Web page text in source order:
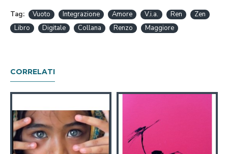
Tag: Vuoto Integrazione Amore V.i.a. Ren
Zen
Libro
Digitale Collana Renzo Maggiore
CORRELATI